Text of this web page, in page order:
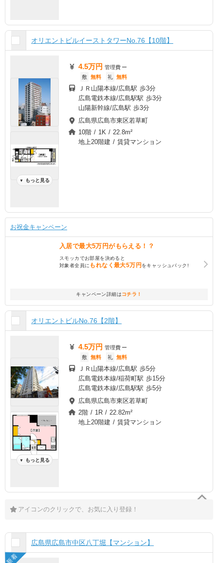
オリエントビルイーストタワーNo.76【10階】
▼ もっと見る
4.5万円 管理費 ー
敷 無料 礼 無料
ＪＲ山陽本線/広島駅 歩3分
広島電鉄本線/広島駅駅 歩3分
山陽新幹線/広島駅 歩3分
広島県広島市東区若草町
10階 / 1K / 22.8m²
地上20階建 / 賃貸マンション
お祝金キャンペーン
入居で最大5万円がもらえる！？
スモッカでお部屋を決めると
対象者全員に もれなく最大5万円をキャッシュバック!
キャンペーン詳細はコチラ！
オリエントビルNo.76【2階】
▼ もっと見る
4.5万円 管理費 ー
敷 無料 礼 無料
ＪＲ山陽本線/広島駅 歩5分
広島電鉄本線/稲荷町駅 歩15分
広島電鉄本線/広島駅駅 歩5分
広島県広島市東区若草町
2階 / 1R / 22.82m²
地上20階建 / 賃貸マンション
アイコンのクリックで、お気に入り登録！
広島県広島市中区八丁堀【マンション】
新着